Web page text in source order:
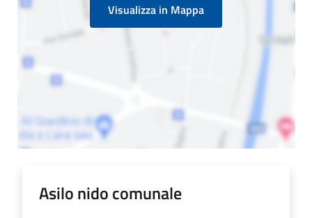
Visualizza in Mappa
Asilo nido comunale